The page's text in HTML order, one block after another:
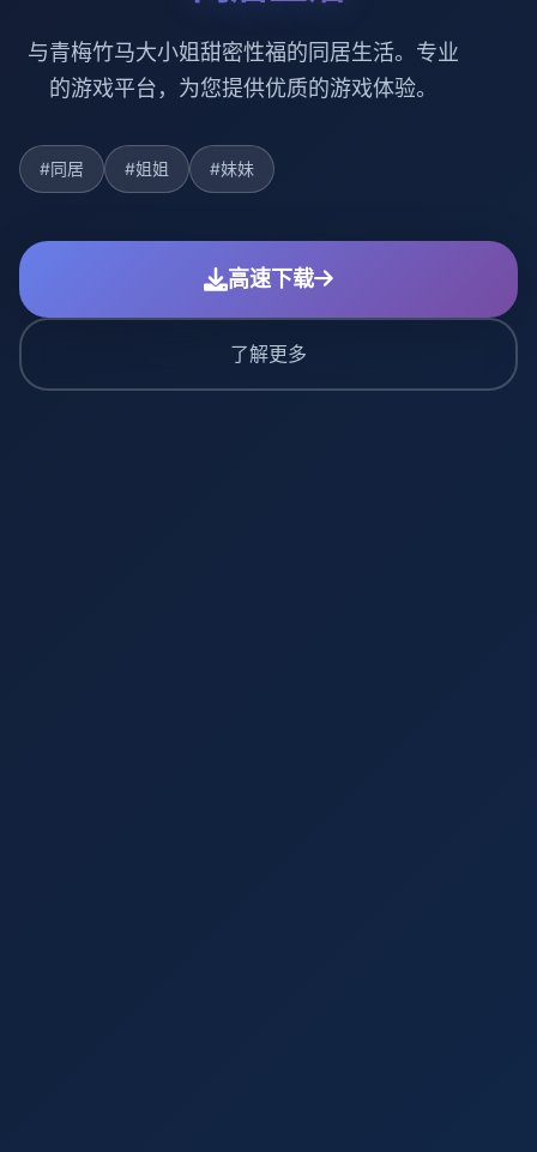
与青梅竹马大小姐甜密性福的同居生活。专业
的游戏平台，为您提供优质的游戏体验。
#同居 #姐姐 #妹妹
高速下载
了解更多